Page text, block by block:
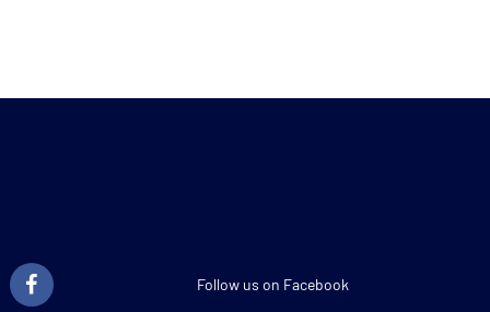
Follow us on Facebook